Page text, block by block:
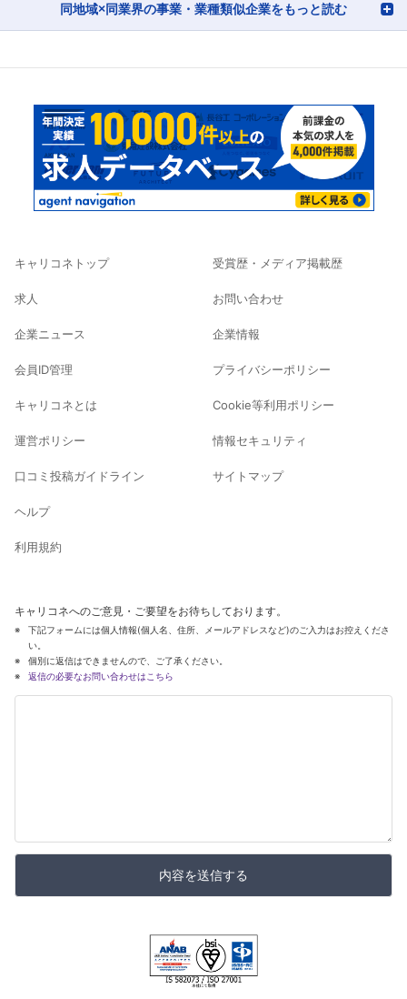
同地域×同業界の事業・業種類似企業をもっと読む
キャリコネトップ
求人
企業ニュース
会員ID管理
キャリコネとは
運営ポリシー
口コミ投稿ガイドライン
ヘルプ
利用規約
受賞歴・メディア掲載歴
お問い合わせ
企業情報
プライバシーポリシー
Cookie等利用ポリシー
情報セキュリティ
サイトマップ
キャリコネへのご意見・ご要望をお待ちしております。
下記フォームには個人情報(個人名、住所、メールアドレスなど)のご入力はお控えくださ
い。
個別に返信はできませんので、ご了承ください。
返信の必要なお問い合わせはこちら
内容を送信する